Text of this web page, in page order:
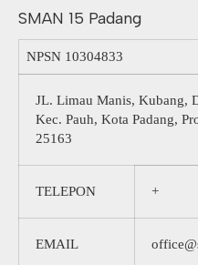
SMAN 15 Padang
NPSN 10304833
JL. Limau Manis, Kubang,
Kec. Pauh, Kota Padang,
25163
TELEPON +
EMAIL